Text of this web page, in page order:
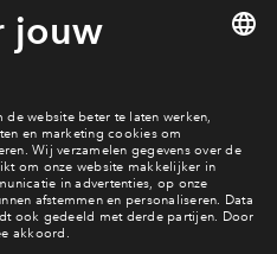
Maak nu een account aan,
je op de hoogte. Zo
verkoop.
Erven